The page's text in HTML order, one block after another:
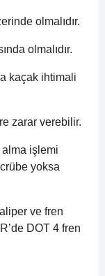
olmalıdır.
olmalıdır.
kaçak ihtimali
zarar verebilir.
işlemi
yoksa
ve fren
DOT 4 fren